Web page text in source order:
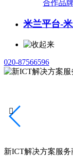
合作品
米兰平台-
020-87566596
新ICT解决方案服务
